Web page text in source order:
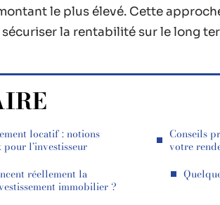
le plus élevé. Cette
la rentabilité sur le long
locatif : notions
l’investisseur
réellement la
immobilier ?
Conseils
votre